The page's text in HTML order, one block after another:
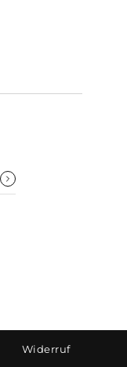
Widerruf